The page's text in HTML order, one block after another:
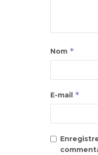
Nom *
E-mail *